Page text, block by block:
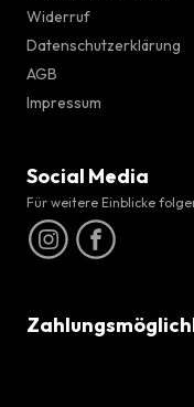
Widerruf
Datenschutzerklärung
AGB
Impressum
Social Media
Für weitere Einblicke